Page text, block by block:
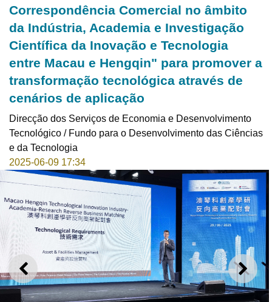
Correspondência Comercial no âmbito
da Indústria, Academia e Investigação
Científica da Inovação e Tecnologia
entre Macau e Hengqin" para promover a
transformação tecnológica através de
cenários de aplicação
Direcção dos Serviços de Economia e Desenvolvimento
Tecnológico / Fundo para o Desenvolvimento das Ciências
e da Tecnologia
2025-06-09 17:34
ANTERIOR